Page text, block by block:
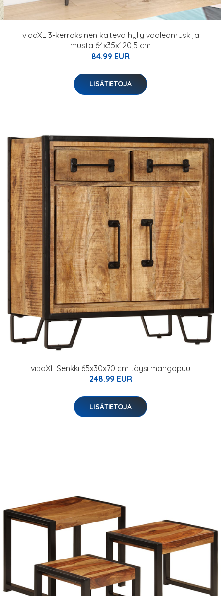
vidaXL 3-kerroksinen kalteva hylly vaaleanrusk ja
musta 64x35x120,5 cm
84.99 EUR
LISÄTIETOJA
vidaXL Senkki 65x30x70 cm täysi mangopuu
248.99 EUR
LISÄTIETOJA